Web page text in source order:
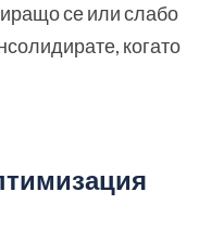
се или слабо
когато